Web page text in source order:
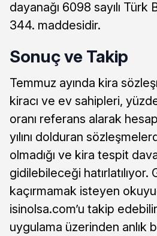
dayanağı 6098 sayılı Türk
344. maddesidir.
Sonuç ve Takip
Temmuz ayında kira
kiracı ve ev sahipleri,
oranı referans alarak
yılını dolduran
olmadığı ve kira tespit
gidilebileceği
kaçırmamak isteyen
isinolsa.com’u takip
uygulama üzerinden anlık